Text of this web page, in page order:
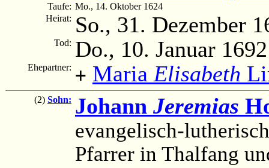
Taufe: Mo., 14. Oktober 1624
Heirat: So., 31. Dezember
Tod: Do., 10. Januar 1692
Ehepartner: + Maria Elisabeth
(2) Sohn: Johann Jeremias
evangelisch-
Pfarrer in Thalfang